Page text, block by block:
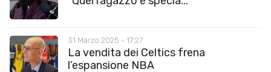
31 Marzo 2025 - 17:27
La vendita dei Celtics frena
l’espansione NBA